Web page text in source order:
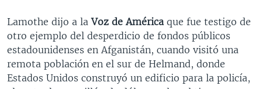
Lamothe dijo a laVoz de América que fue testigo de
otro ejemplo del desperdicio de fondos públicos
estadounidenses en Afganistán, cuando visitó una
remota población en el sur de Helmand, donde
Estados Unidos construyó un edificio para la policía,